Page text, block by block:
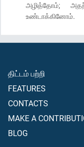
அழித்தோம்;
உண்டாக்கினோம்.
திட்டம் பற்றி
FEATURES
CONTACTS
MAKE A
BLOG